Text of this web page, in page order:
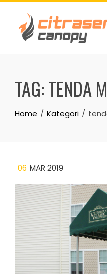
Skip
content
TAG:TENDA
Home Kategori
06 MAR 2019